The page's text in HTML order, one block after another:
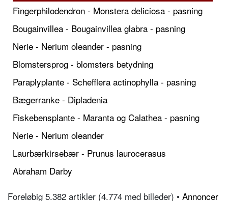
Fingerphilodendron - Monstera deliciosa - pasning
Bougainvillea - Bougainvillea glabra - pasning
Nerie - Nerium oleander - pasning
Blomstersprog - blomsters betydning
Paraplyplante - Schefflera actinophylla - pasning
Bægerranke - Dipladenia
Fiskebensplante - Maranta og Calathea - pasning
Nerie - Nerium oleander
Laurbærkirsebær - Prunus laurocerasus
Abraham Darby
Foreløbig 5.382 artikler (4.774 med billeder) • Annoncer